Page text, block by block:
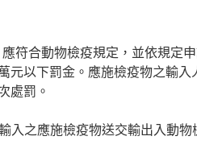
符合動物檢疫規定，並依規定申
元以下罰金。應施檢疫物之輸入
處罰。
入之應施檢疫物送交輸出入動物